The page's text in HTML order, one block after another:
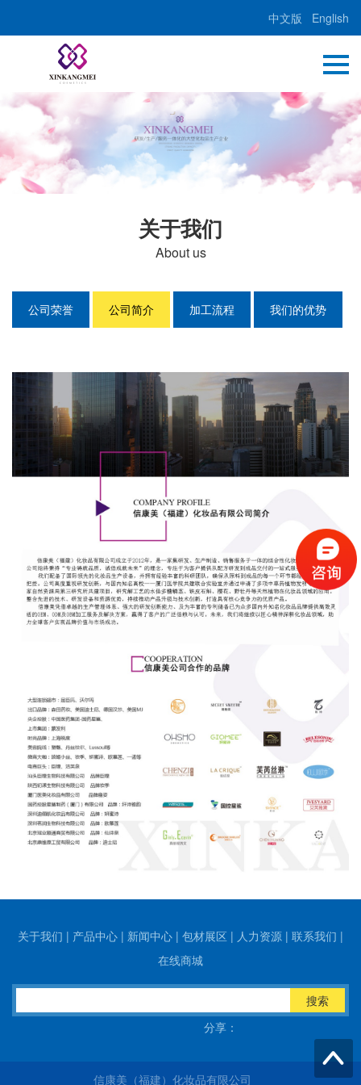
中文版 English
关于我们
About us
公司荣誉 公司简介 加工流程 我们的优势
关于我们 | 产品中心 | 新闻中心 | 包材展区 | 人力资源 | 联系我们 |
在线商城
搜索
分享：
信康美（福建）化妆品有限公司